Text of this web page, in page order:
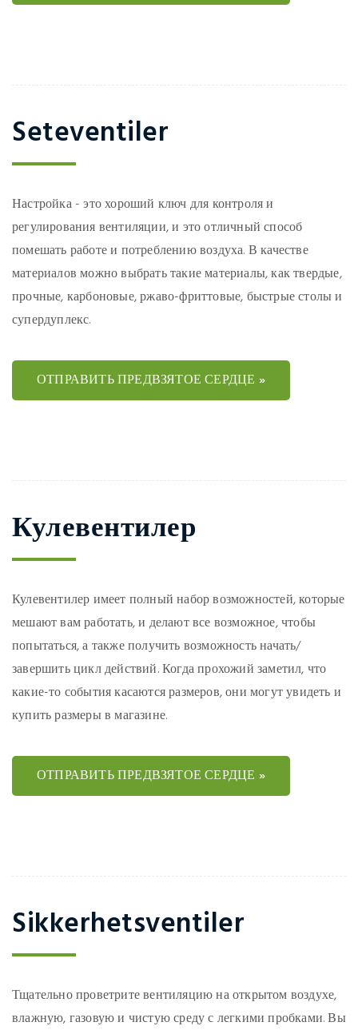
Seteventiler
Настройка - это хороший ключ для контроля и
регулирования вентиляции, и это отличный способ
помешать работе и потреблению воздуха. В качестве
материалов можно выбрать такие материалы, как твердые,
прочные, карбоновые, ржаво-фриттовые, быстрые столы и
супердуплекс.
ОТПРАВИТЬ ПРЕДВЗЯТОЕ СЕРДЦЕ »
Кулевентилер
Кулевентилер имеет полный набор возможностей, которые
мешают вам работать, и делают все возможное, чтобы
попытаться, а также получить возможность начать/
завершить цикл действий. Когда прохожий заметил, что
какие-то события касаются размеров, они могут увидеть и
купить размеры в магазине.
ОТПРАВИТЬ ПРЕДВЗЯТОЕ СЕРДЦЕ »
Sikkerhetsventiler
Тщательно проветрите вентиляцию на открытом воздухе,
влажную, газовую и чистую среду с легкими пробками. Вы